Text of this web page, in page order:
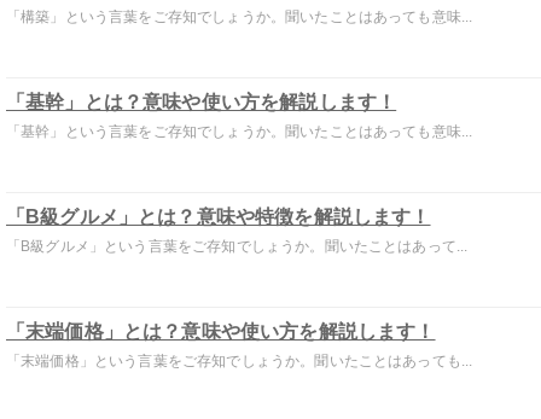
「構築」という言葉をご存知でしょうか。聞いたことはあっても意味...
「基幹」とは？意味や使い方を解説します！
「基幹」という言葉をご存知でしょうか。聞いたことはあっても意味...
「B級グルメ」とは？意味や特徴を解説します！
「B級グルメ」という言葉をご存知でしょうか。聞いたことはあって...
「末端価格」とは？意味や使い方を解説します！
「末端価格」という言葉をご存知でしょうか。聞いたことはあっても...